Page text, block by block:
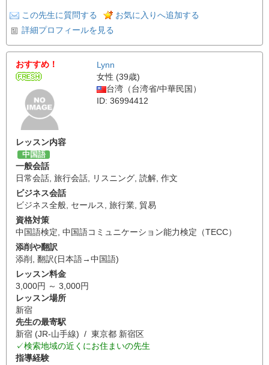
この先生に質問する
お気に入りへ追加する
詳細プロフィールを見る
おすすめ！
Lynn
女性 (39歳)
台湾（台湾省/中華民国）
ID: 36994412
レッスン内容
中国語
一般会話
日常会話 旅行会話 リスニング 読解 作文
ビジネス会話
ビジネス全般 セールス 旅行業 貿易
資格対策
中国語検定 中国語コミュニケーション能力検定（TECC）
添削や翻訳
添削
翻訳(日本語→中国語)
レッスン料金
3,000円 ～ 3,000円
レッスン場所
新宿
先生の最寄駅
新宿 (JR-山手線) / 東京都 新宿区
✓検索地域の近くにお住まいの先生
指導経験